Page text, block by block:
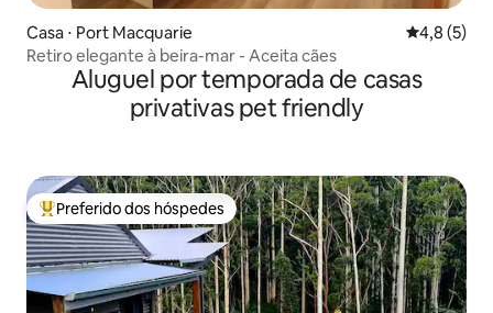
Casa ⋅ Port Macquarie 4,8 de
4,8 (5)
Retiro elegante à beira-mar - Aceita cães
Aluguel por temporada de casas
privativas pet friendly
Entre os melhores preferidos dos hóspedes
Preferido dos hóspedes